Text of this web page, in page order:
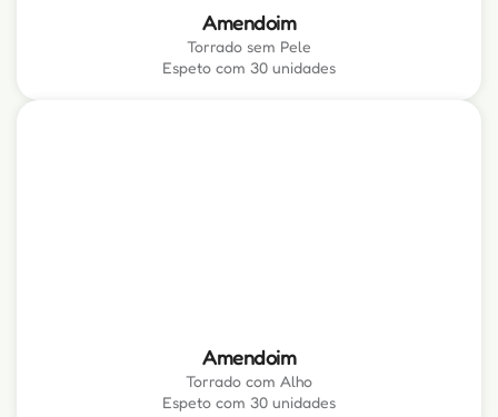
Amendoim
Torrado sem Pele
Espeto com 30 unidades
Amendoim
Torrado com Alho
Espeto com 30 unidades